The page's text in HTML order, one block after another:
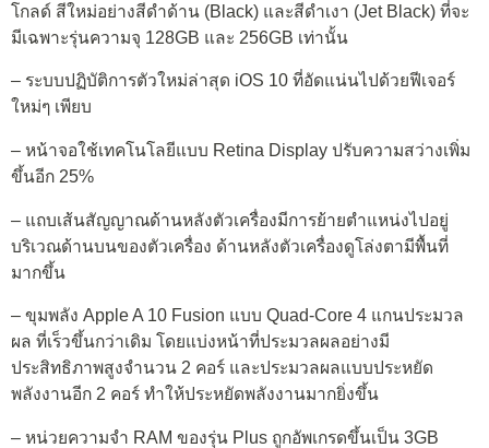
โกลด์ สีใหม่อย่างสีดำด้าน (Black) และสีดำเงา (Jet Black) ที่จะ
มีเฉพาะรุ่นความจุ 128GB และ 256GB เท่านั้น
– ระบบปฏิบัติการตัวใหม่ล่าสุด iOS 10 ที่อัดแน่นไปด้วยฟีเจอร์
ใหม่ๆ เพียบ
– หน้าจอใช้เทคโนโลยีแบบ Retina Display ปรับความสว่างเพิ่ม
ขึ้นอีก 25%
– แถบเส้นสัญญาณด้านหลังตัวเครื่องมีการย้ายตำแหน่งไปอยู่
บริเวณด้านบนของตัวเครื่อง ด้านหลังตัวเครื่องดูโล่งตามีพื้นที่
มากขึ้น
– ขุมพลัง Apple A 10 Fusion แบบ Quad-Core 4 แกนประมวล
ผล ที่เร็วขึ้นกว่าเดิม โดยแบ่งหน้าที่ประมวลผลอย่างมี
ประสิทธิภาพสูงจำนวน 2 คอร์ และประมวลผลแบบประหยัด
พลังงานอีก 2 คอร์ ทำให้ประหยัดพลังงานมากยิ่งขึ้น
– หน่วยความจำ RAM ของรุ่น Plus ถูกอัพเกรดขึ้นเป็น 3GB